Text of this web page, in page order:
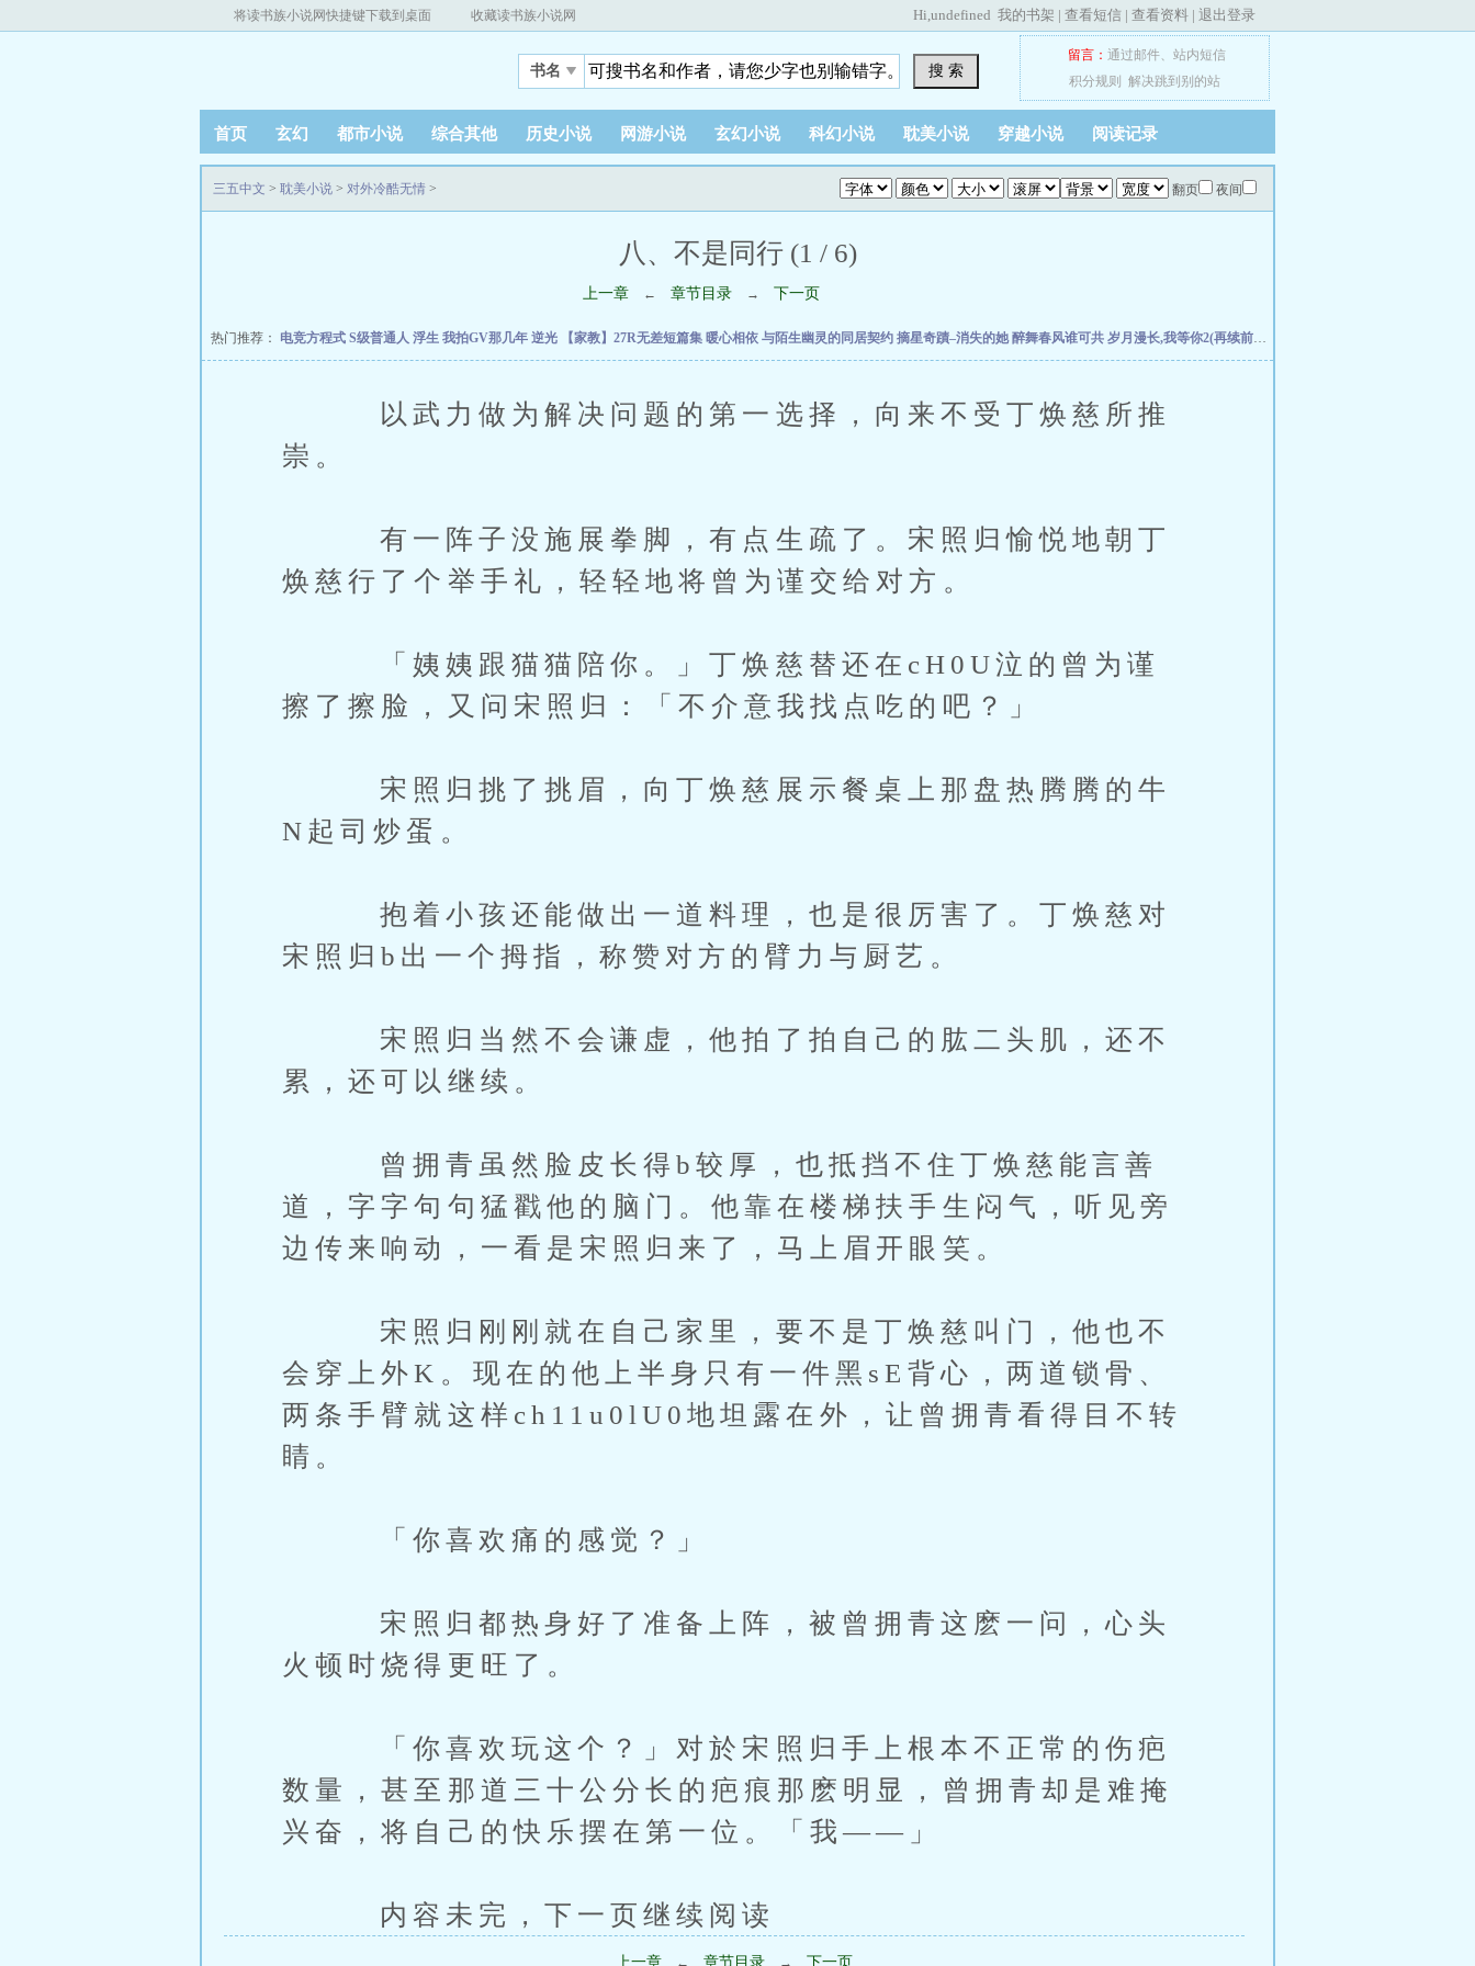
将读书族小说网快捷键下载到桌面 收藏读书族小说网 Hi,undefined 我的书架 | 查看短信 | 查看资料 | 退出登录
书名 搜 索
留言： 通过邮件、 站内短信
积分规则
解决跳到别的站
首页 玄幻 都市小说 综合其他 历史小说 网游小说 玄幻小说 科幻小说 耽美小说 穿越小说 阅读记录
翻页 夜间
三五中文 > 耽美小说 > 对外冷酷无情 >
八、不是同行 (1 / 6)
上一章 ← 章节目录 → 下一页
热门推荐： 电竞方程式 S级普通人 浮生 我拍GV那几年 逆光 【家教】27R无差短篇集 暖心相依 与陌生幽灵的同居契约 摘星奇蹟–消失的她醉舞春风谁可共 岁月漫长,我等你2(再续前缘)
以武力做为解决问题的第一选择，向来不受丁焕慈所推
崇。
有一阵子没施展拳脚，有点生疏了。宋照归愉悦地朝丁
焕慈行了个举手礼，轻轻地将曾为谨交给对方。
「姨姨跟猫猫陪你。」丁焕慈替还在cH0U泣的曾为谨
擦了擦脸，又问宋照归：「不介意我找点吃的吧？」
宋照归挑了挑眉，向丁焕慈展示餐桌上那盘热腾腾的牛
N起司炒蛋。
抱着小孩还能做出一道料理，也是很厉害了。丁焕慈对
宋照归b出一个拇指，称赞对方的臂力与厨艺。
宋照归当然不会谦虚，他拍了拍自己的肱二头肌，还不
累，还可以继续。
曾拥青虽然脸皮长得b较厚，也抵挡不住丁焕慈能言善
道，字字句句猛戳他的脑门。他靠在楼梯扶手生闷气，听见旁
边传来响动，一看是宋照归来了，马上眉开眼笑。
宋照归刚刚就在自己家里，要不是丁焕慈叫门，他也不
会穿上外K。现在的他上半身只有一件黑sE背心，两道锁骨、
两条手臂就这样ch11u0lU0地坦露在外，让曾拥青看得目不转
睛。
「你喜欢痛的感觉？」
宋照归都热身好了准备上阵，被曾拥青这麽一问，心头
火顿时烧得更旺了。
「你喜欢玩这个？」对於宋照归手上根本不正常的伤疤
数量，甚至那道三十公分长的疤痕那麽明显，曾拥青却是难掩
兴奋，将自己的快乐摆在第一位。「我——」
内容未完，下一页继续阅读
上一章 ← 章节目录 → 下一页